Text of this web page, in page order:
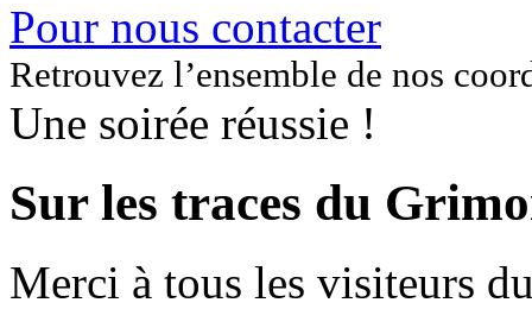
Pour nous contacter
Retrouvez l’ensemble de nos
Une soirée réussie !
Sur les traces du
Merci à tous les visiteurs